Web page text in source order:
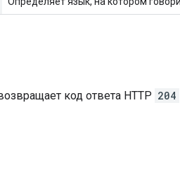
код ответа HTTP 204